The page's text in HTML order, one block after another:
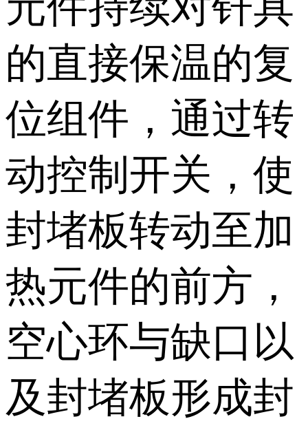
的直接保温的复
位组件，通过转
动控制开关，使
封堵板转动至加
热元件的前方，
空心环与缺口以
及封堵板形成封